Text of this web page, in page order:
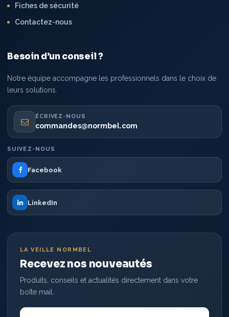
Fiches de sécurité
Contactez-nous
Besoin d’un conseil ?
Notre équipe accompagne les professionnels dans le choix de
leurs solutions.
ÉCRIVEZ-NOUS
commandes@normbel.com
SUIVEZ-NOUS
Facebook
LinkedIn
LA VEILLE NORMBEL
Recevez nos nouveautés
Produits, conseils et actualités directement dans votre
boîte mail.
Votre